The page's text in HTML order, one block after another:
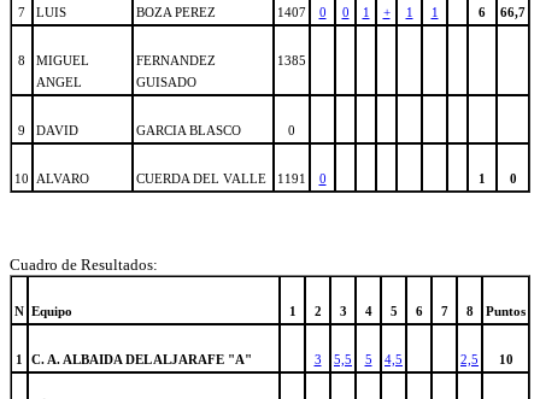
7 LUIS BOZA PEREZ 1407 0 0 1 + 1 1 6 66,7
8
MIGUEL
ANGEL
FERNANDEZ
GUISADO
1385
9 DAVID GARCIA BLASCO 0
10 ALVARO CUERDA DEL VALLE 1191 0 1 0
Cuadro de Resultados:
N Equipo 1 2 3 4 5 6 7 8 Puntos
1 C. A. ALBAIDA DEL ALJARAFE "A" 3 5,5 5 4,5 2,5 10